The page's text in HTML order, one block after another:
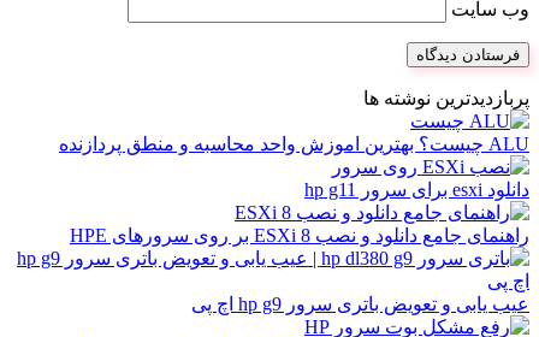
وب‌ سایت
پربازدیدترین نوشته ها
ALU چیست؟ بهترین اموزش واحد محاسبه و منطق پردازنده
دانلود esxi برای سرور hp g11
راهنمای جامع دانلود و نصب ESXi 8 بر روی سرورهای HPE
عیب یابی و تعویض باتری سرور hp g9 اچ پی